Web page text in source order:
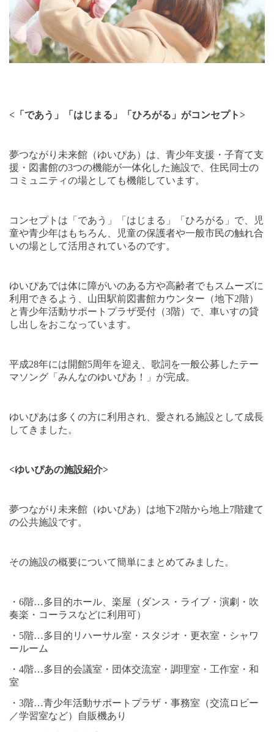
< 「であう」「はじまる」「ひろがる」がコンセプト>
夢つながり未来館（ゆいぴあ）は、青少年支援・子育て支
援・図書館の3つの機能が一体化した施設で、住民同士の
コミュニティの場としても機能しています。
コンセプトは「であう」「はじまる」「ひろがる」で、児
童や青少年はもちろん、児童の保護者や一般市民の触れ合
いの場として活用されているのです。
ゆいぴあでは体に障がいのある方や高齢者でもスムーズに
利用できるよう、山田駅前図書館カウンター（地下2階）
と青少年活動サポートプラザ受付（3階）で、車いすの貸
し出しをおこなっています。
平成28年には開館5周年を迎え、歌詞を一般公募したテー
マソング「みんなのゆいぴあ！」が完成。
ゆいぴあは多くの方に利用され、愛される施設として成長
してきました。
<ゆいぴあの施設紹介>
夢つながり未来館（ゆいぴあ）は地下2階から地上7階建て
の公共施設です。
その施設の概要について簡単にまとめてみました。
・ 6階…多目的ホール、楽屋（ダンス・ライブ・演劇・吹
奏楽・コーラスなどに利用可）
・ 5階…多目的リハーサル室・スタジオ・更衣室・シャワ
ールーム
・ 4階…多目的会議室・団体交流室・調理室・工作室・和
室
・ 3階…青少年活動サポートプラザ・事務室（交流ロビー
／学習室など）自販機あり